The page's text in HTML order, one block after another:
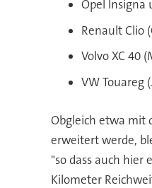
Opel Insigna
Renault Clio
Volvo XC 40
VW Touareg
Obgleich etwa mit
erweitert werde,
"so dass auch hier
Kilometer